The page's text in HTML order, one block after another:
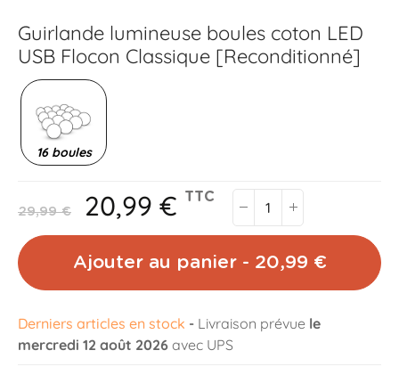
Guirlande lumineuse boules coton LED
USB Flocon Classique [Reconditionné]
16 boules
29,99 € 20,99 € TTC
Ajouter au panier - 20,99 €
Derniers articles en stock - Livraison prévue le
mercredi 12 août 2026 avec UPS